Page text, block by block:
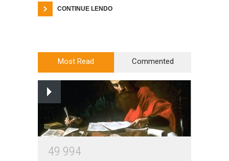
CONTINUE LENDO
Most Read Commented
49 994